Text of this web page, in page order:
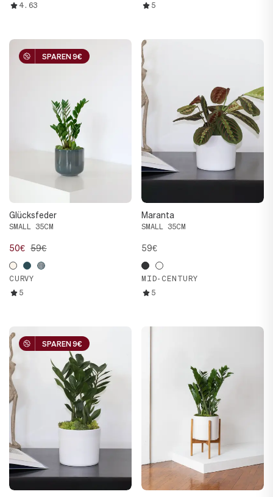
4.63
5
SPAREN 9€
SPAREN 9€
Glücksfeder
SMALL 35CM
50€59€
CURVY
5
Maranta
SMALL 35CM
59€
MID-CENTURY
5
SPAREN 9€
SPAREN 9€